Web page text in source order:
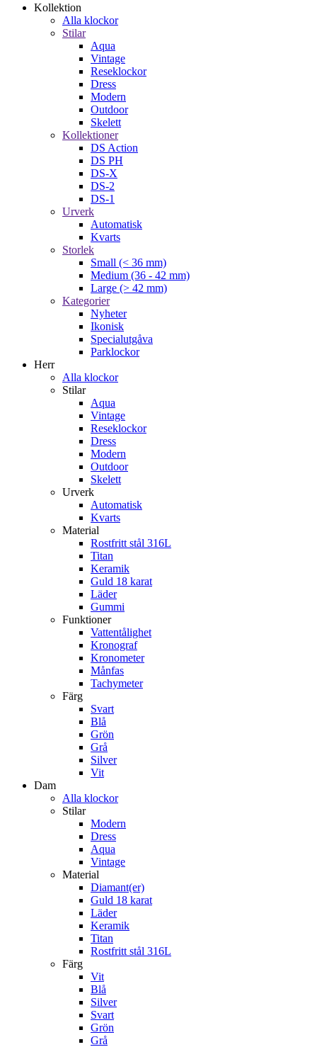
Kollektion
Alla klockor
Stilar
Aqua
Vintage
Reseklockor
Dress
Modern
Outdoor
Skelett
Kollektioner
DS Action
DS PH
DS-X
DS-2
DS-1
Urverk
Automatisk
Kvarts
Storlek
Small (< 36 mm)
Medium (36 - 42 mm)
Large (> 42 mm)
Kategorier
Nyheter
Ikonisk
Specialutgåva
Parklockor
Herr
Alla klockor
Stilar
Aqua
Vintage
Reseklockor
Dress
Modern
Outdoor
Skelett
Urverk
Automatisk
Kvarts
Material
Rostfritt stål 316L
Titan
Keramik
Guld 18 karat
Läder
Gummi
Funktioner
Vattentålighet
Kronograf
Kronometer
Månfas
Tachymeter
Färg
Svart
Blå
Grön
Grå
Silver
Vit
Dam
Alla klockor
Stilar
Modern
Dress
Aqua
Vintage
Material
Diamant(er)
Guld 18 karat
Läder
Keramik
Titan
Rostfritt stål 316L
Färg
Vit
Blå
Silver
Svart
Grön
Grå